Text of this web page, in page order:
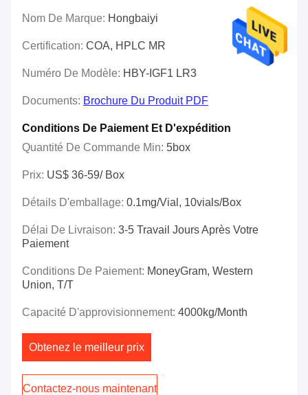
Nom De Marque: Hongbaiyi
Certification: COA, HPLC MR
Numéro De Modèle: HBY-IGF1 LR3
Documents: Brochure Du Produit PDF
Conditions De Paiement Et D'expédition
Quantité De Commande Min: 5box
Prix: US$ 36-59/ Box
Détails D'emballage: 0.1mg/vial, 10vials/box
Délai De Livraison: 3-5 Travail Jours Après Votre
Paiement
Conditions De Paiement: MoneyGram, Western
Union, T/T
Capacité D'approvisionnement: 4000kg/month
Obtenez le meilleur prix
Contactez-nous maintenant